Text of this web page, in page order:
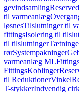
gevindsamling
til varmeanlæg
løsnesTilslutninger til
fittingsIsolering til
til tilslutninger
rørSystempakninger
varmeanlæg MLFittings
FittingsKoblinger
til ReduktionerVinkel
T-stykkerIndvendig